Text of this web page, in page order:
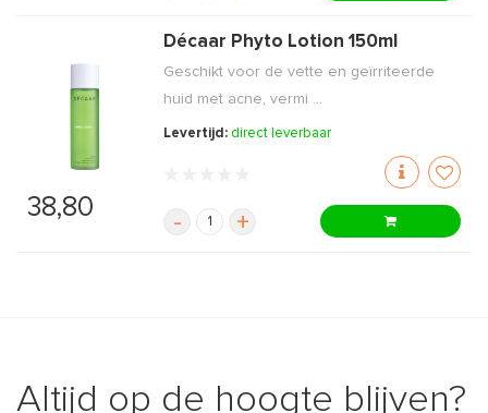
38,80
Décaar Phyto Lotion 150ml
Geschikt voor de vette en geïrriteerde
huid met acne, vermi ...
Levertijd: direct leverbaar
- +
Altijd op de hoogte blijven?